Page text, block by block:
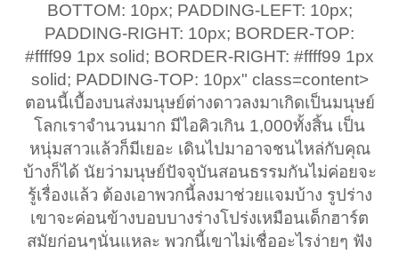
BOTTOM: 10px; PADDING-LEFT: 10px;
PADDING-RIGHT: 10px; BORDER-TOP:
#ffff99 1px solid; BORDER-RIGHT: #ffff99 1px
solid; PADDING-TOP: 10px" class=content>
ตอนนี้เบื้องบนส่งมนุษย์ต่างดาวลงมาเกิดเป็นมนุษย์
โลกเราจำนวนมาก มีไอคิวเกิน 1,000ทั้งสิ้น เป็น
หนุ่มสาวแล้วก็มีเยอะ เดินไปมาอาจชนไหล่กับคุณ
บ้างก็ได้ นัยว่ามนุษย์ปัจจุบันสอนธรรมกันไม่ค่อยจะ
รู้เรื่องแล้ว ต้องเอาพวกนี้ลงมาช่วยแจมบ้าง รูปร่าง
เขาจะค่อนข้างบอบบางร่างโปร่งเหมือนเด็กฮาร์ต
สมัยก่อนๆนั่นแหละ พวกนี้เขาไม่เชื่ออะไรง่ายๆ ฟัง